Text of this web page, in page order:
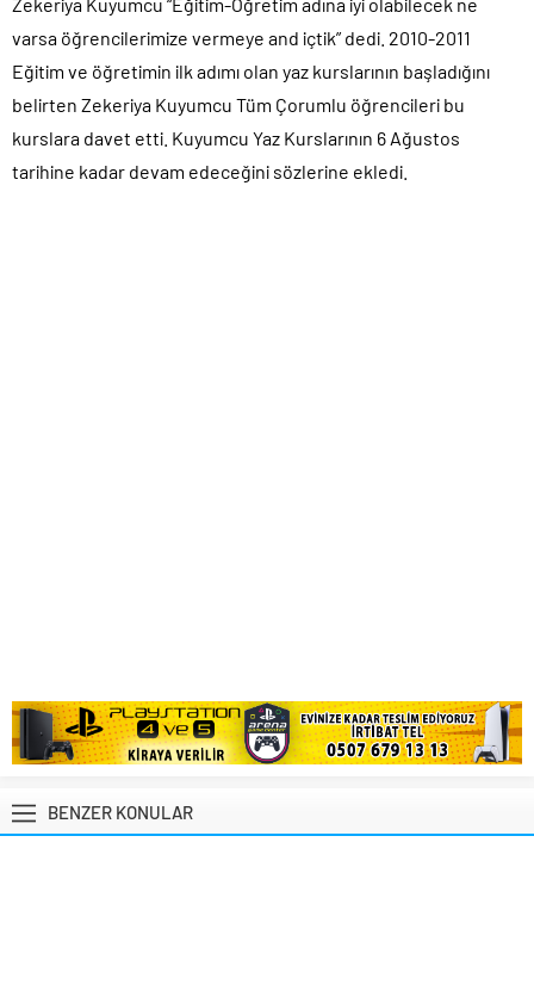
varsa öğrencilerimize vermeye and içtik” dedi. 2010-2011
Eğitim ve öğretimin ilk adımı olan yaz kurslarının başladığını
belirten Zekeriya Kuyumcu Tüm Çorumlu öğrencileri bu
kurslara davet etti. Kuyumcu Yaz Kurslarının 6 Ağustos
tarihine kadar devam edeceğini sözlerine ekledi.
BENZER KONULAR